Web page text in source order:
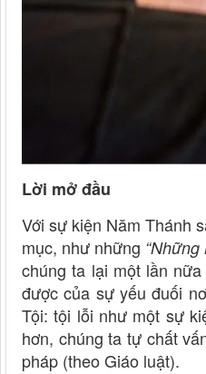
Lời mở đầu
Với sự kiện Năm Thánh
mục, như những
chúng ta lại một lần
được của sự yếu đuối
Tội: tội lỗi như một sự
hơn, chúng ta tự chất
pháp (theo Giáo luật).